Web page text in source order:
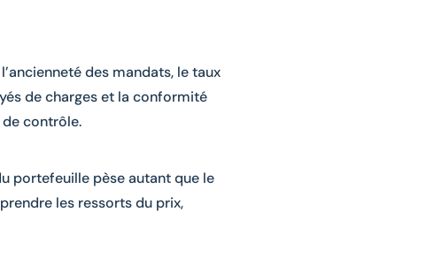
des mandats, le taux
de charges et la conformité
contrôle.
portefeuille pèse autant que le
les ressorts du prix,